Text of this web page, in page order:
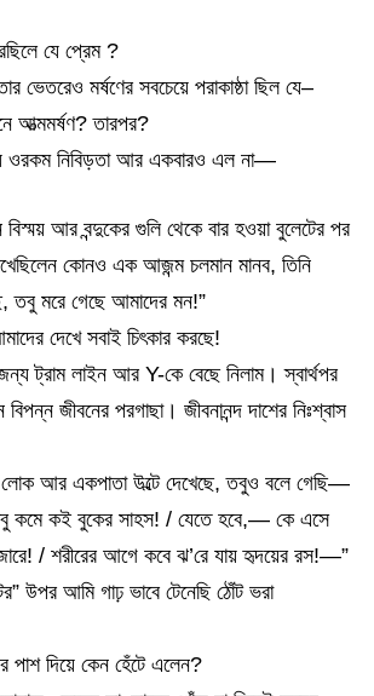
যে প্রেম ?
ভেতরেও মর্ষণের সবচেয়ে পরাকাষ্ঠা ছিল যে–
আত্মমর্ষণ? তারপর?
ওরকম নিবিড়তা আর একবারও এল না—
আর বন্দুকের গুলি থেকে বার হওয়া বুলেটের পর
কোনও এক আজন্ম চলমান মানব, তিনি
তবু মরে গেছে আমাদের মন!”
দেখে সবাই চিৎকার করছে!
ট্রাম লাইন আর Y-কে বেছে নিলাম। স্বার্থপর
জীবনের পরগাছা। জীবনানন্দ দাশের নিঃশ্বাস
লোক আর একপাতা উল্টে দেখেছে, তবুও বলে গেছি—
কমে কই বুকের সাহস! / যেতে হবে,— কে এসে
/ শরীরের আগে কবে ঝ’রে যায় হৃদয়ের রস!—”
উপর আমি গাঢ় ভাবে টেনেছি ঠোঁট ভরা
পাশ দিয়ে কেন হেঁটে এলেন?